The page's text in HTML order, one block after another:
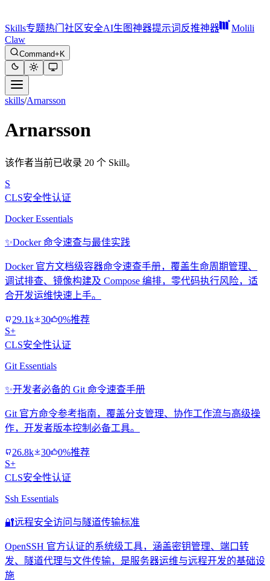
Skills专题热门 社区安全AI生图神器提示词反推神器
Molili
Claw
Command+K
skills/Arnarsson
Arnarsson
该作者当前已收录 20 个 Skill。
S
CLS安全性认证
Docker Essentials
✨Docker 命令速查与最佳实践
Docker 官方文档级容器命令速查手册，覆盖生命周期管理、
调试排查、镜像构建及 Compose 编排，零代码执行风险，适
合开发运维快速上手。
29.1k 30
0%推荐
S+
CLS安全性认证
Git Essentials
✨开发者必备的 Git 命令速查手册
Git 官方命令参考指南，覆盖分支管理、协作工作流与高级操
作，开发者版本控制必备工具。
26.8k 30
0%推荐
S+
CLS安全性认证
Ssh Essentials
🔐远程安全访问与隧道传输标准
OpenSSH 官方认证的系统级工具，涵盖密钥管理、端口转
发、隧道代理与文件传输，是服务器运维与远程开发的基础设
施